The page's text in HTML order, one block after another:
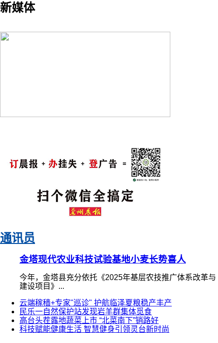
新媒体
通讯员
金塔现代农业科技试验基地小麦长势喜人
今年，金塔县充分依托《2025年基层农技推广体系改革与
建设项目》...
云端稼穑+专家"巡诊" 护航临泽夏粮稳产丰产
民乐一自然保护站发现岩羊群集体觅食
高台头茬露地蔬菜上市 “北菜南下”销路好
科技赋能健康生活 智慧健身引领灵台新时尚